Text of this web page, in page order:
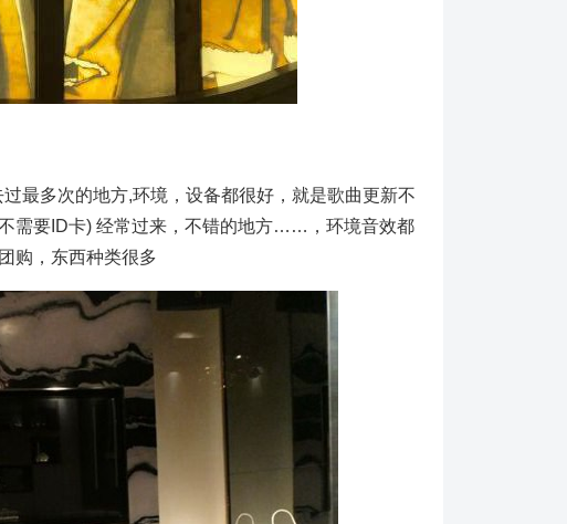
最多次的地方,环境，设备都很好，就是歌曲更新不
需要ID卡) 经常过来，不错的地方……，环境音效都
购，东西种类很多